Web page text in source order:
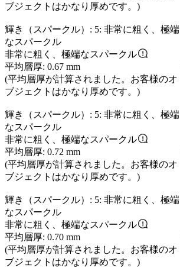
ブジェクトはかなり厚めです。)
輝き（スパークル）: 5: 非常に粗く、極端
なスパークル
非常に粗く、極端なスパークル
平均層厚: 0.67 mm
(平均層厚が計算されました。お客様のオ
ブジェクトはかなり厚めです。)
輝き（スパークル）: 5: 非常に粗く、極端
なスパークル
非常に粗く、極端なスパークル
平均層厚: 0.72 mm
(平均層厚が計算されました。お客様のオ
ブジェクトはかなり厚めです。)
輝き（スパークル）: 5: 非常に粗く、極端
なスパークル
非常に粗く、極端なスパークル
平均層厚: 0.70 mm
(平均層厚が計算されました。お客様のオ
ブジェクトはかなり厚めです。)